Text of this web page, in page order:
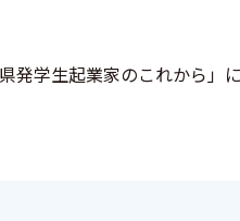
発学生起業家のこれから」